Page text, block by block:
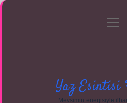
Gizlilik
Yaz
Mevsimin enerjisiyle